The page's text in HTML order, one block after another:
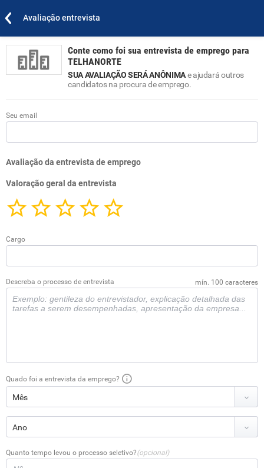
Avaliação entrevista
Conte como foi sua entrevista de emprego para
TELHANORTE
SUA AVALIAÇÃO SERÁ ANÔNIMAe ajudará outros
candidatos na procura de emprego.
Seu email
Avaliação da entrevista de emprego
Valoração geral da entrevista
Cargo
Descreba o processo de entrevista mín. 100 caracteres
Quado foi a entrevista da emprego?
Quanto tempo levou o processo seletivo?(opcional)